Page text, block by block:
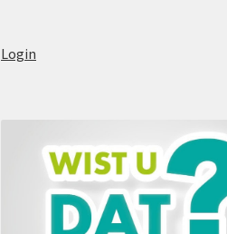
Login